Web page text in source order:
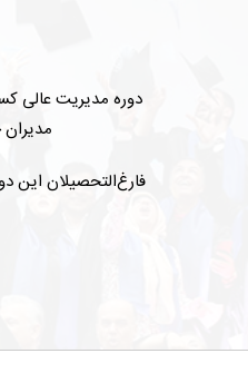
دوره مدیریت عالی
فارغ‌التحصیلان این